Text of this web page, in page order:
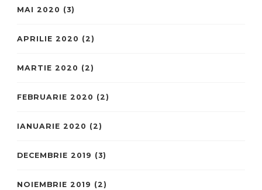
MAI 2020 (3)
APRILIE 2020 (2)
MARTIE 2020 (2)
FEBRUARIE 2020 (2)
IANUARIE 2020 (2)
DECEMBRIE 2019 (3)
NOIEMBRIE 2019 (2)